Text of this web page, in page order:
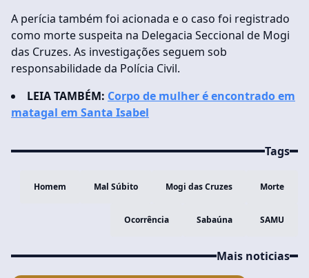
A perícia também foi acionada e o caso foi registrado
como morte suspeita na Delegacia Seccional de Mogi
das Cruzes. As investigações seguem sob
responsabilidade da Polícia Civil.
LEIA TAMBÉM: Corpo de mulher é encontrado em
matagal em Santa Isabel
Tags
Homem Mal Súbito Mogi das Cruzes Morte
Ocorrência Sabaúna SAMU
Mais noticias